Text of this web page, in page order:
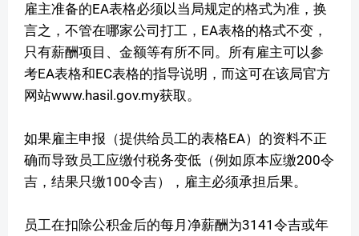
雇主准备的EA表格必须以当局规定的格式为准，换
言之，不管在哪家公司打工，EA表格的格式不变，
只有薪酬项目、金额等有所不同。所有雇主可以参
考EA表格和EC表格的指导说明，而这可在该局官方
网站www.hasil.gov.my获取。
如果雇主申报（提供给员工的表格EA）的资料不正
确而导致员工应缴付税务变低（例如原本应缴200令
吉，结果只缴100令吉），雇主必须承担后果。
员工在扣除公积金后的每月净薪酬为3141令吉或年